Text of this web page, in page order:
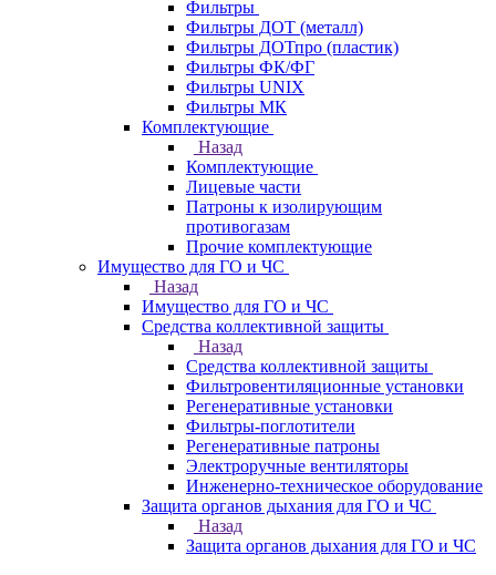
Фильтры
Фильтры ДОТ (металл)
Фильтры ДОТпро (пластик)
Фильтры ФК/ФГ
Фильтры UNIX
Фильтры МК
Комплектующие
Назад
Комплектующие
Лицевые части
Патроны к изолирующим
противогазам
Прочие комплектующие
Имущество для ГО и ЧС
Назад
Имущество для ГО и ЧС
Средства коллективной защиты
Назад
Средства коллективной защиты
Фильтровентиляционные установки
Регенеративные установки
Фильтры-поглотители
Регенеративные патроны
Электроручные вентиляторы
Инженерно-техническое оборудование
Защита органов дыхания для ГО и ЧС
Назад
Защита органов дыхания для ГО и ЧС